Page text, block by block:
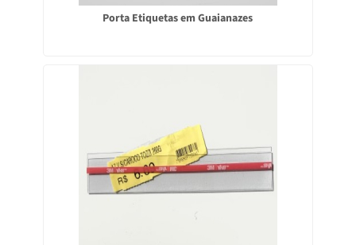
Porta Etiquetas em Guaianazes